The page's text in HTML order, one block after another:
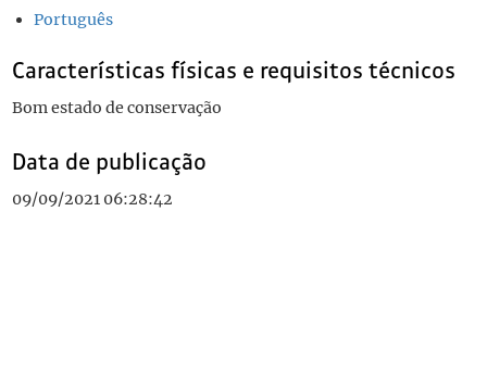
Português
Características físicas e requisitos técnicos
Bom estado de conservação
Data de publicação
09/09/2021 06:28:42